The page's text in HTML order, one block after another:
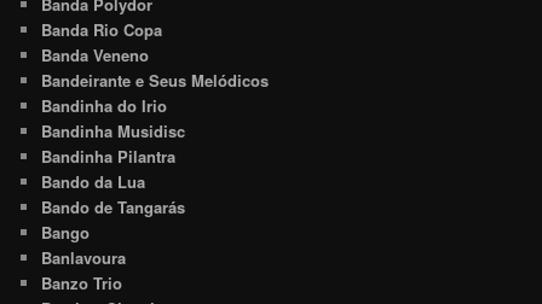
Banda Rio Copa
Banda Veneno
Bandeirante e Seus Melódicos
Bandinha do Irio
Bandinha Musidisc
Bandinha Pilantra
Bando da Lua
Bando de Tangarás
Bango
Banlavoura
Banzo Trio